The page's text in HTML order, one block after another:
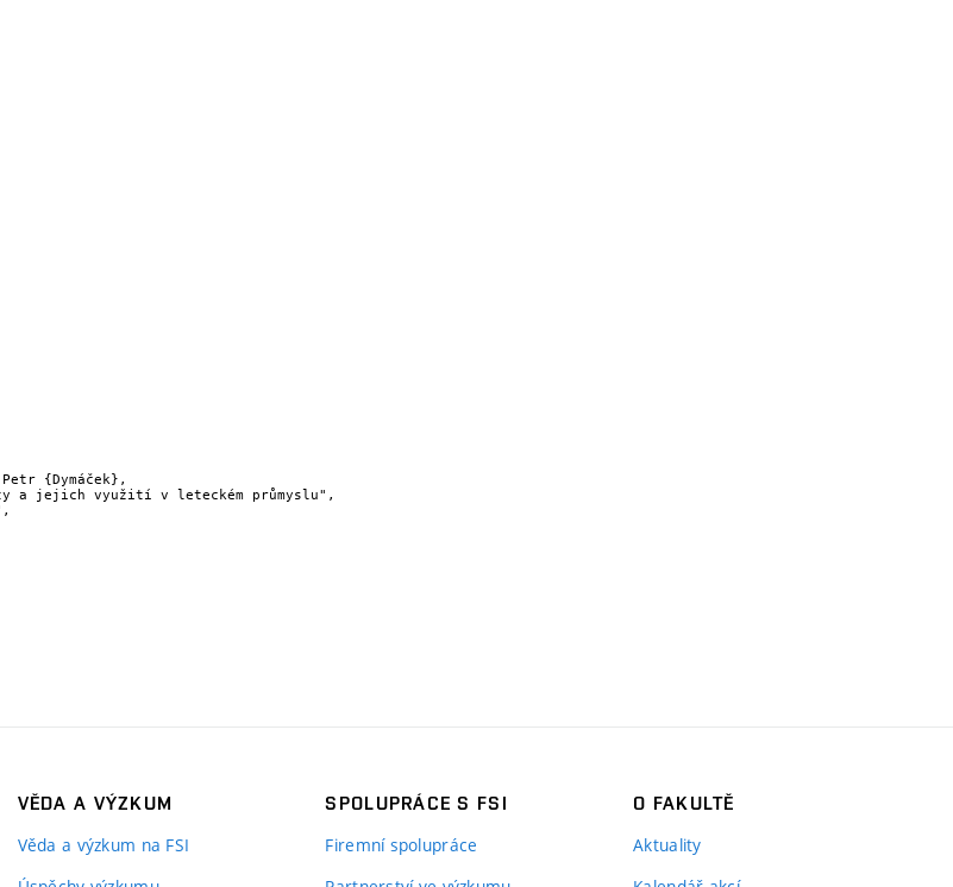
VĚDA A VÝZKUM
Věda a výzkum na FSI
SPOLUPRÁCE S FSI
Firemní spolupráce
O FAKULTĚ
Aktuality